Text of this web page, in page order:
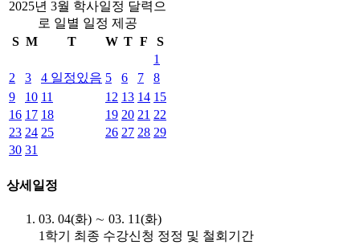
2025년 3월 학사일정 달력으
로 일별 일정 제공
S M T W T F
S
1
2
3 4 일정있음 5 6 7
8
9
10 11 12 13 14 15
16 17 18 19 20 21 22
23 24 25 26 27 28 29
30 31
상세일정
03. 04(화) ∼ 03. 11(화)
1학기 최종 수강신청 정정 및 철회기간